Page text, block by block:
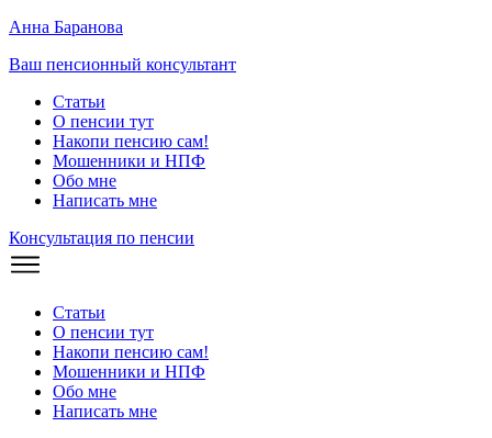
Анна Баранова
Ваш пенсионный консультант
Статьи
О пенсии тут
Накопи пенсию сам!
Мошенники и НПФ
Обо мне
Написать мне
Консультация по пенсии
Статьи
О пенсии тут
Накопи пенсию сам!
Мошенники и НПФ
Обо мне
Написать мне